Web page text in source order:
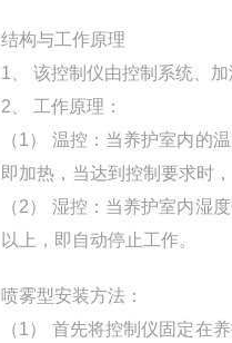
结构与工作原理
1、 该控制仪由控制系统、
2、 工作原理：
（1） 温控：当养护室内的
即加热，当达到控制要求时
（2） 湿控：当养护室内湿
以上，即自动停止工作。
喷雾型安装方法：
（1） 首先将控制仪固定在